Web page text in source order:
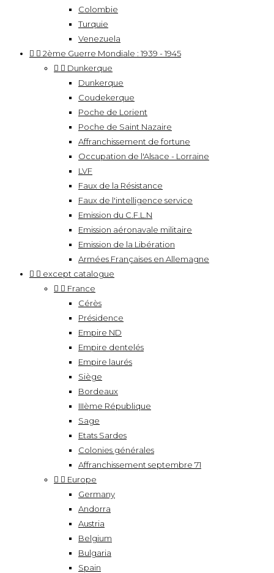
Colombie
Turquie
Venezuela
  2ème Guerre Mondiale : 1939 - 1945
  Dunkerque
Dunkerque
Coudekerque
Poche de Lorient
Poche de Saint Nazaire
Affranchissement de fortune
Occupation de l'Alsace - Lorraine
LVF
Faux de la Résistance
Faux de l'intelligence service
Emission du C.F.L.N
Emission aéronavale militaire
Emission de la Libération
Armées Françaises en Allemagne
  except catalogue
  France
Cérès
Présidence
Empire ND
Empire dentelés
Empire laurés
Siège
Bordeaux
IIIème République
Sage
Etats Sardes
Colonies générales
Affranchissement septembre 71
  Europe
Germany
Andorra
Austria
Belgium
Bulgaria
Spain